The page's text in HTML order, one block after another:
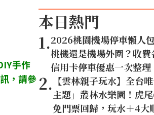
手作
，請參
本日熱門
1.2026桃園機場停車懶人
桃機還是機場外圍？收費
信用卡停車優惠一次整理
2. 【雲林親子玩水】全台
主題」叢林水樂園！虎
免門票回歸，玩水＋4大